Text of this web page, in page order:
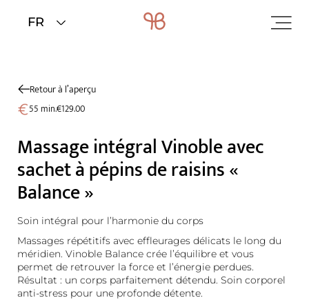
Home Bien-être Soins bien-être
Retour à l’aperçu
55 min.€129.00
Massage intégral Vinoble avec
sachet à pépins de raisins «
Balance »
Soin intégral pour l’harmonie du corps
Massages répétitifs avec effleurages délicats le long du
méridien. Vinoble Balance crée l’équilibre et vous
permet de retrouver la force et l’énergie perdues.
Résultat : un corps parfaitement détendu. Soin corporel
anti-stress pour une profonde détente.